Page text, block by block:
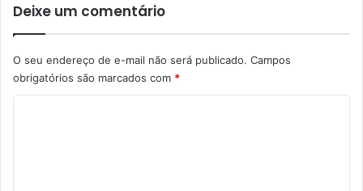
Deixe um comentário
O seu endereço de e-mail não será publicado. Campos
obrigatórios são marcados com *